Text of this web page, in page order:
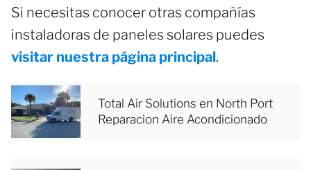
Si necesitas conocer otras compañías
instaladoras de paneles solares puedes
visitar nuestra página principal.
Total Air Solutions en North Port
Reparacion Aire Acondicionado